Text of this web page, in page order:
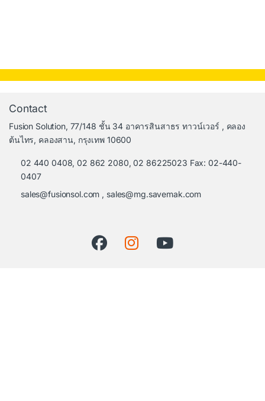
Contact
Fusion Solution, 77/148 ชั้น 34 อาคารสินสาธร ทาวน์เวอร์ , คลอง
ต้นไทร, คลองสาน, กรุงเทพ 10600
02 440 0408, 02 862 2080, 02 86225023 Fax: 02-440-
0407
sales@fusionsol.com , sales@mg.savemak.com